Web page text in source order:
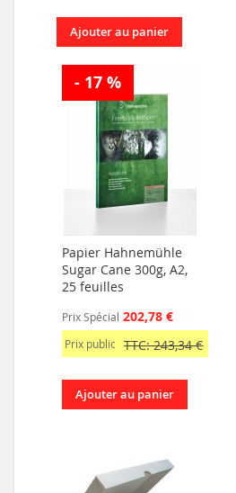
Ajouter au panier
- 17 %
Papier Hahnemühle
Sugar Cane 300g, A2,
25 feuilles
Prix Spécial 202,78 €
Prix public TTC: 243,34 €
Ajouter au panier